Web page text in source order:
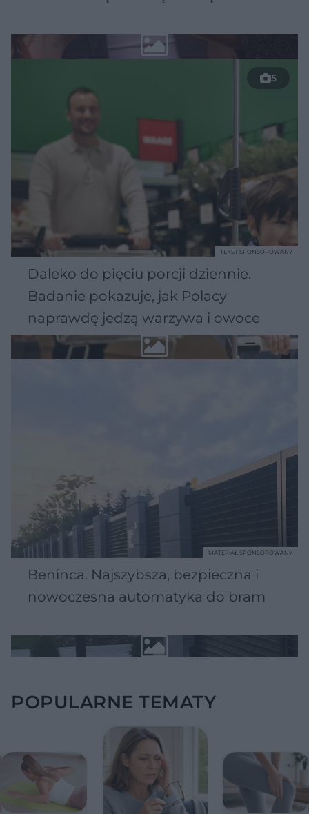
5
Daleko do pięciu porcji dziennie.
Badanie pokazuje, jak Polacy
naprawdę jedzą warzywa i owoce
TEKST SPONSOROWANY
Beninca. Najszybsza, bezpieczna i
nowoczesna automatyka do bram
MATERIAŁ SPONSOROWANY
POPULARNE TEMATY